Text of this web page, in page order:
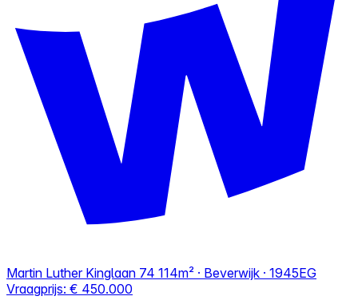
Martin Luther Kinglaan 74 114m² · Beverwijk · 1945EG
Vraagprijs: € 450.000